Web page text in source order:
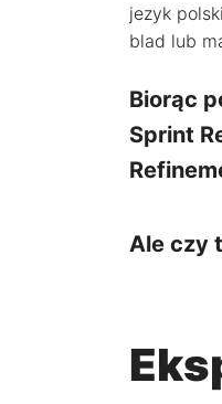
jezyk
blad lub
Biorąc
Sprint
Ale czy